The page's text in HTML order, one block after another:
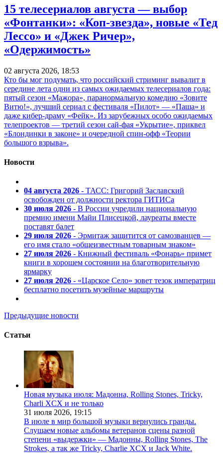
15 телесериалов августа — выбор
«Фонтанки»: «Коп-звезда», новые «Тед
Лессо» и «Джек Ричер»,
«Одержимость»
02 августа 2026, 18:53
Кто бы мог подумать, что российский стриминг вывалит в
середине лета одни из самых ожидаемых телесериалов года:
пятый сезон «Мажора», паранормальную комедию «Зовите
Витю!», лучший сериал с фестиваля «Пилот» — «Паша» и
даже кибер-драму «Фейк». Из зарубежных особо ожидаемых
телепроектов — третий сезон сай-фая «Укрытие», приквел
«Блондинки в законе» и очередной спин-офф «Теории
большого взрыва».
Новости
04 августа 2026 - ТАСС: Григорий Заславский
освобожден от должности ректора ГИТИСа
30 июля 2026 - В России учредили национальную
премию имени Майи Плисецкой, лауреаты вместе
поставят балет
29 июля 2026 - Эрмитаж защитится от самозванцев —
его имя стало «общеизвестным товарным знаком»
27 июля 2026 - Книжный фестиваль «Фонарь» примет
книги в хорошем состоянии на благотворительную
ярмарку
27 июля 2026 - «Царское Село» зовет тезок императриц
бесплатно посетить музейные маршруты
Предыдущие новости
Статьи
Новая музыка июля: Мадонна, Rolling Stones, Tricky,
Charli XCX и не только
31 июля 2026, 19:15
В июле в мир большой музыки вернулись гранды.
Слушаем новые альбомы ветеранов сцены разной
степени «выдержки» — Мадонны, Rolling Stones, The
Strokes, а так же Tricky, Charlie XCX и Jack White.